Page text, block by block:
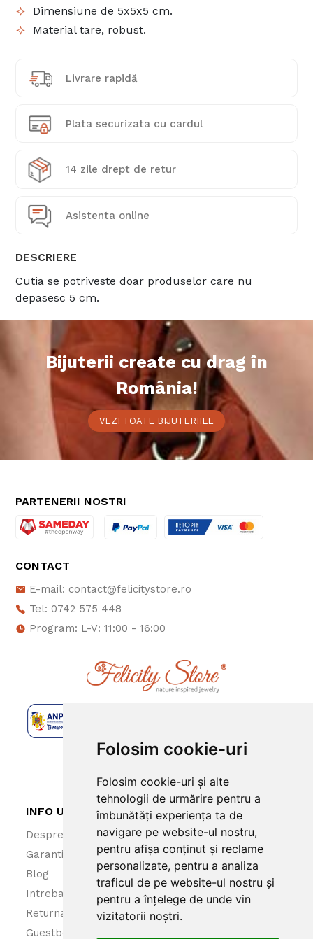
Folosim cookie-uri
Folosim cookie-uri și alte
tehnologii de urmărire pentru a
îmbunătăți experiența ta de
navigare pe website-ul nostru,
pentru afișa conținut și reclame
personalizate, pentru a analiza
traficul de pe website-ul nostru și
pentru a înțelege de unde vin
vizitatorii noștri.
Dimensiune de 5x5x5 cm.
Material tare, robust.
Livrare rapidă
Plata securizata cu cardul
14 zile drept de retur
Asistenta online
DESCRIERE
Cutia se potriveste doar produselor care nu
depasesc 5 cm.
Bijuterii create cu drag în
România!
VEZI TOATE BIJUTERIILE
PARTENERII NOSTRI
CONTACT
E-mail: contact@felicitystore.ro
Tel: 0742 575 448
Program: L-V: 11:00 - 16:00
INFO UTILE
Despre noi
Garantie 100%
Blog
Intrebari frecvente
Returnare produse
Guestbook
ANPC
Politica cookies
Politica confidentialitate
Termeni si conditii